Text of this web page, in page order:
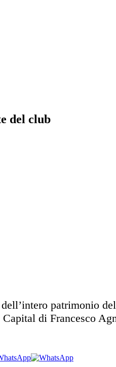
del club
patrimonio
di Francesco